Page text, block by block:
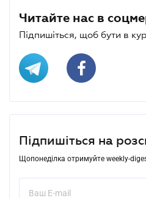
Читайте нас в
Підпишіться, щоб бути в
Підпишіться на
Щопонеділка отримуйте weekly-